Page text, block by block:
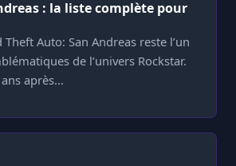
: la liste complète pour
Auto: San Andreas reste l’un
de l’univers Rockstar.
après...